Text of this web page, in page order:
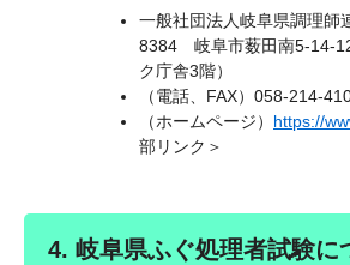
一般社団法人岐阜県調理
8384 岐阜市薮田南5-14-
ク庁舎3階）
（電話、FAX）058-214-
（ホームページ） https://
部リンク＞
4. 岐阜県ふぐ処理者試験に